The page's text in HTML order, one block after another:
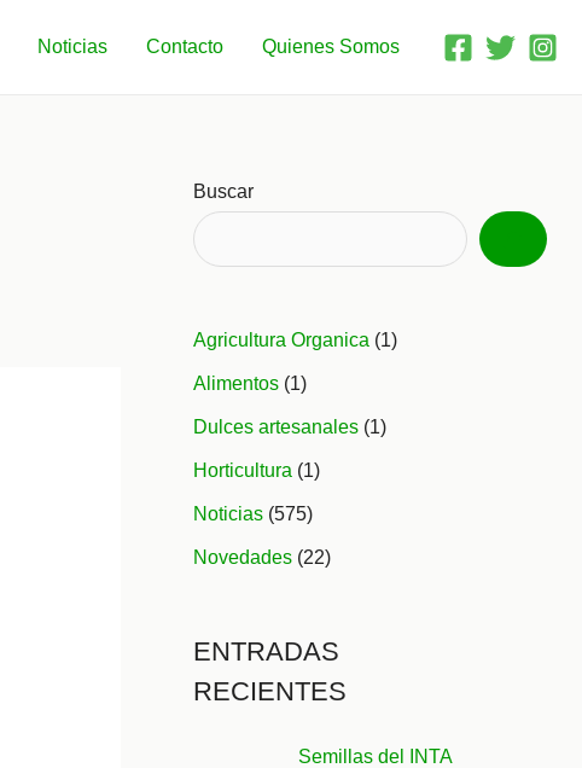
Noticias Contacto Quienes Somos
Buscar
Agricultura Organica (1)
Alimentos (1)
Dulces artesanales (1)
Horticultura (1)
Noticias (575)
Novedades (22)
ENTRADAS
RECIENTES
Semillas del INTA